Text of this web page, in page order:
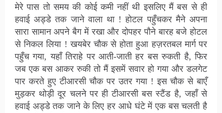
मेरे पास तो समय की कोई कमी नहीं थी इसलिए मैं बस से ही
हवाई अड्डे तक जाने वाला था ! होटल पहुँचकर मैने अपना
सारा सामान अपने बैग में रखा और दोपहर पौने बारह बजे होटल
से निकल लिया ! खयबेर चौक से होता हुआ हज़रतबल मार्ग पर
पहुँच गया, यहाँ तिराहे पर आती-जाती हर बस रुकती है, फिर
जब एक बस आकर रुकी तो मैं इसमें सवार हो गया और डलगेट
पार करते हुए टीआरसी चौक पर उतर गया ! इस चौक से बाएँ
मुड़कर थोड़ी दूर चलने पर ही टीआरसी बस स्टैंड है, जहाँ से
हवाई अड्डे तक जाने के लिए हर आधे घंटे में एक बस चलती है